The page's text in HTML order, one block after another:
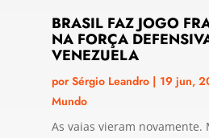
BRASIL FAZ JOGO
NA FORÇA
VENEZUELA
porSérgio Leandro| 19 jun,
Mundo
As vaias vieram novamente.